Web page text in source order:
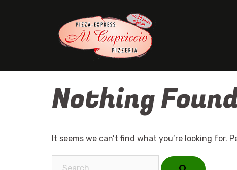
Nothing
It seems we can’t find what you’re looking for.